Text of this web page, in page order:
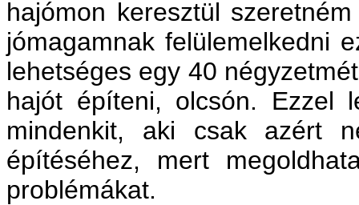
hajómon keresztül
jómagamnak felülemelkedni
lehetséges egy 40
hajót építeni, olcsón. Ezzel
mindenkit, aki csak azért
építéséhez, mert
problémákat.